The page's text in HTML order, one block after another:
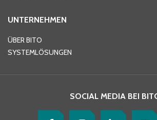
UNTERNEHMEN
ÜBER BITO
SYSTEMLÖSUNGEN
SOCIAL MEDIA BEI